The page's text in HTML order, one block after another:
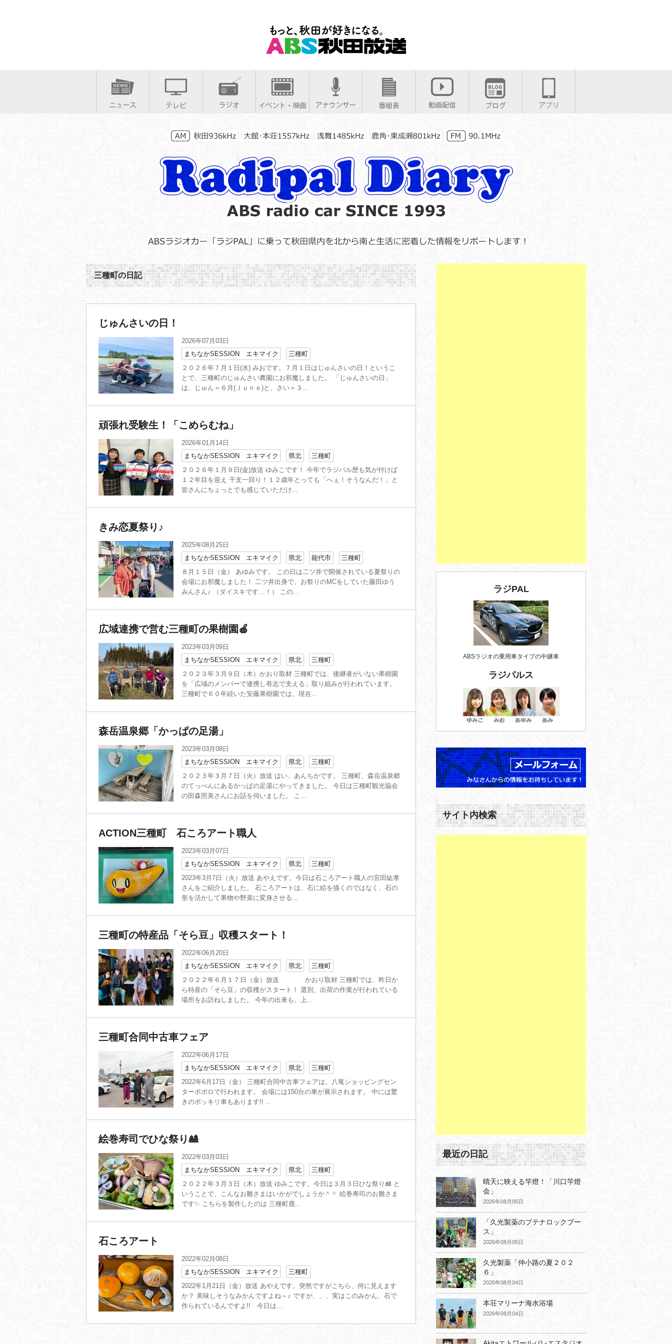
三種町の日記
じゅんさいの日！
2026年07月03日
まちなかSESSION エキマイク
三種町
２０２６年７月１日(水) みおです。７月１日はじゅんさいの日！というこ
とで、三種町のじゅんさい農園にお邪魔しました。 「じゅんさいの日」
は、じゅん＝６月(Ｊｕｎｅ)と、さい＝３...
頑張れ受験生！「こめらむね」
2026年01月14日
まちなかSESSION エキマイク
県北
三種町
２０２６年１月９日(金)放送 ゆみこです！ 今年でラジパル歴も気が付けば
１２年目を迎え 干支一回り！１２歳年とっても「へぇ！そうなんだ！」と
皆さんにちょっとでも感じていただけ...
きみ恋夏祭り♪
2025年08月25日
まちなかSESSION エキマイク
県北 能代市
三種町
８月１５日（金） あゆみです。 この日は二ツ井で開催されている夏祭りの
会場にお邪魔しました！ 二ツ井出身で、お祭りのMCをしていた藤田ゆう
みんさん♪ （ダイスキです…！） この...
広域連携で営む三種町の果樹園🍎
2023年03月09日
まちなかSESSION エキマイク
県北
三種町
２０２３年３月９日（木）かおり取材 三種町では、後継者がいない果樹園
を「広域のメンバーで連携し有志で支える」取り組みが行われています。
三種町で６０年続いた安藤果樹園では、現在...
森岳温泉郷「かっぱの足湯」
2023年03月08日
まちなかSESSION エキマイク
県北
三種町
２０２３年３月７日（火）放送 はい、あんちかです。 三種町、森岳温泉郷
のてっぺんにあるかっぱの足湯にやってきました。 今日は三種町観光協会
の田森照美さんにお話を伺いました。 こ...
ACTION三種町 石ころアート職人
2023年03月07日
まちなかSESSION エキマイク
県北
三種町
2023年3月7日（火）放送 あやえです。今日は石ころアート職人の宮田紘孝
さんをご紹介しました。 石ころアートは、石に絵を描くのではなく、石の
形を活かして果物や野菜に変身させる...
三種町の特産品「そら豆」収穫スタート！
2022年06月20日
まちなかSESSION エキマイク
県北
三種町
２０２２年６月１７日（金）放送 かおり取材 三種町では、昨日か
ら特産の「そら豆」の収穫がスタート！ 選別、出荷の作業が行われている
場所をお訪ねしました。 今年の出来も、上...
三種町合同中古車フェア
2022年06月17日
まちなかSESSION エキマイク
県北
三種町
2022年6月17日（金） 三種町合同中古車フェアは、八竜ショッピングセン
ターポポロで行われます。 会場には150台の車が展示されます。 中には驚
きのポッキリ車もあります!! ...
絵巻寿司でひな祭り🎎
2022年03月03日
まちなかSESSION エキマイク
県北
三種町
２０２２年３月３日（木）放送 ゆみこです。今日は３月３日ひな祭り🎎 と
いうことで、こんなお雛さまはいかがでしょうか＾＾ 絵巻寿司のお雛さま
です✨ こちらを製作したのは 三種町鹿...
石ころアート
2022年02月08日
まちなかSESSION エキマイク
三種町
2022年1月21日（金）放送 あやえです。突然ですがこちら、何に見えます
か？ 美味しそうなみかんですよね～♪ ですが、、、実はこのみかん、石で
作られているんですよ!! 今日は...
ラジPAL
ABSラジオの乗用車タイプの中継車
ラジパルス
サイト内検索
最近の日記
晴天に映える竿燈！「川口竿燈
会」
2026年08月05日
「久光製薬のブテナロックブー
ス」
2026年08月05日
久光製薬「仲小路の夏２０２
６」
2026年08月04日
本荘マリーナ海水浴場
2026年08月04日